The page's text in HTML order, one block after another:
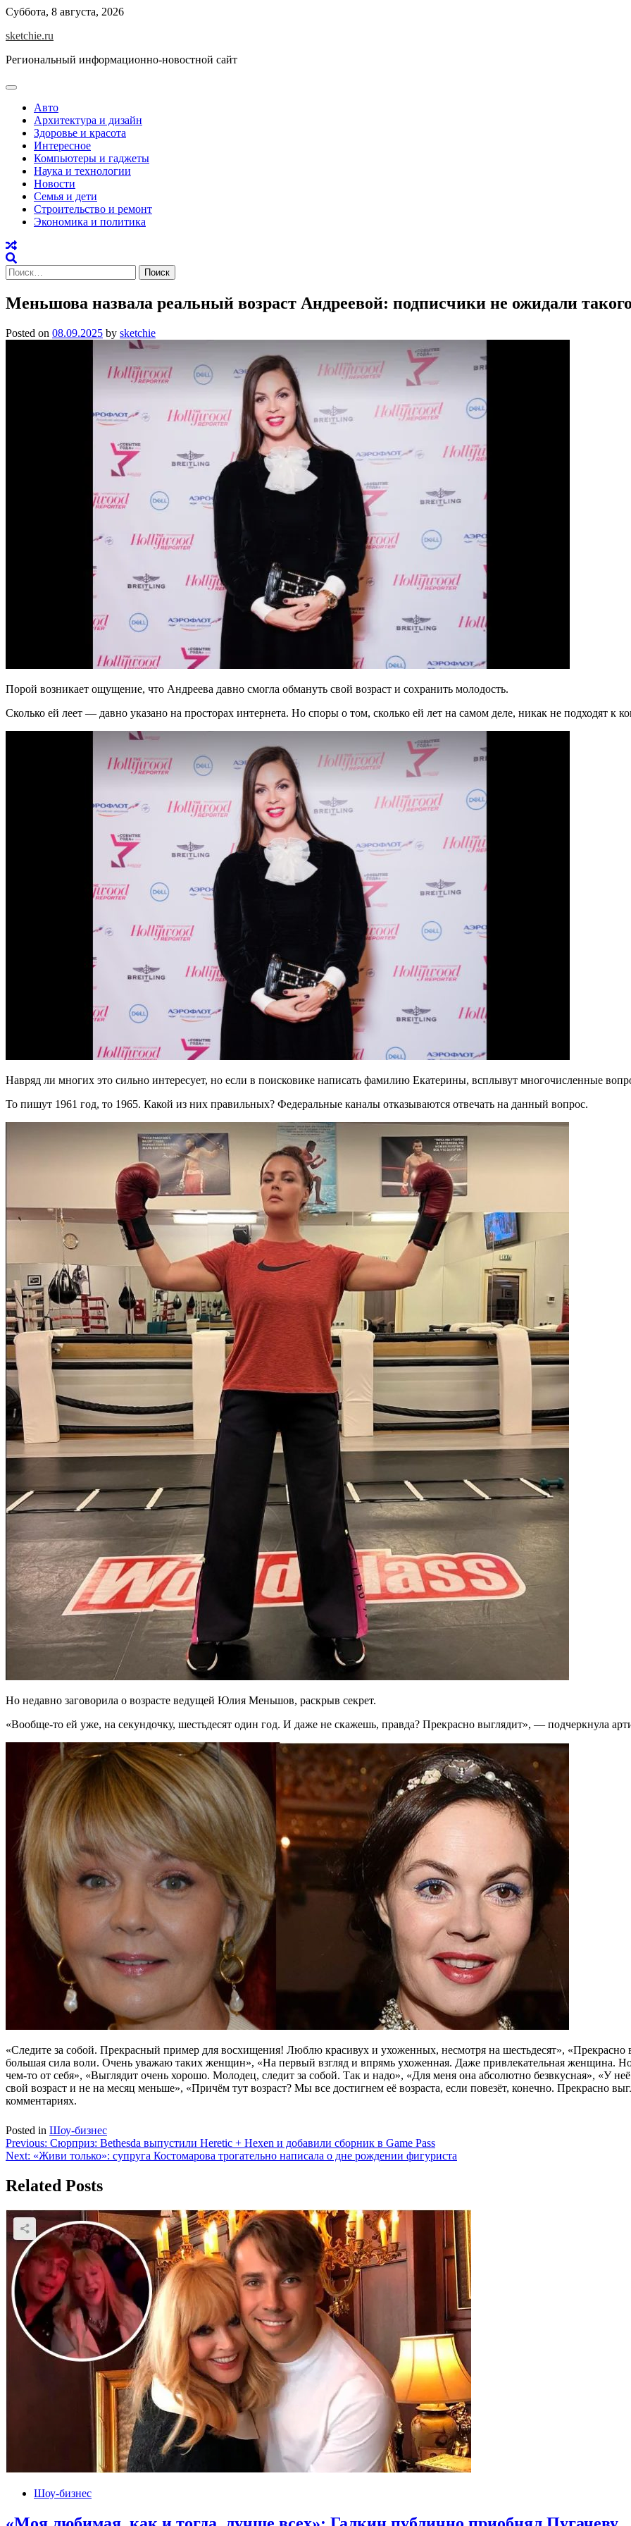
Skip
content
Суббота, 8 августа, 2026
sketchie.ru
Региональный информационно-новостной сайт
Авто
Архитектура и дизайн
Здоровье и красота
Интересное
Компьютеры и гаджеты
Наука и технологии
Новости
Семья и дети
Строительство и ремонт
Экономика и политика
Найти:
Меньшова назвала реальный возраст Андреевой: подписчики не ожидали
Posted on 08.09.2025 by sketchie
Порой возникает ощущение, что Андреева давно смогла обмануть свой возраст и сохранить молодость.
Сколько ей леет — давно указано на просторах интернета. Но споры о том, сколько ей лет на самом деле, никак не подходят к
Навряд ли многих это сильно интересует, но если в поисковике написать фамилию Екатерины, всплывут многочисленные
То пишут 1961 год, то 1965. Какой из них правильных? Федеральные каналы отказываются отвечать на данный вопрос.
Но недавно заговорила о возрасте ведущей Юлия Меньшов, раскрыв секрет.
«Вообще-то ей уже, на секундочку, шестьдесят один год. И даже не скажешь, правда? Прекрасно выглядит», — подчеркнула
«Следите за собой. Прекрасный пример для восхищения! Люблю красивух и ухоженных, несмотря на шестьдесят»,
большая сила воли. Очень уважаю таких женщин», «На первый взгляд и впрямь ухоженная. Даже привлекательная женщина.
чем-то от себя», «Выглядит очень хорошо. Молодец, следит за собой. Так и надо», «Для меня она абсолютно безвкусная», «У
свой возраст и не на месяц меньше», «Причём тут возраст? Мы все достигнем её возраста, если повезёт, конечно. Прекрасно
комментариях.
Posted in Шоу-бизнес
Навигация
по
записям
Previous: Сюрприз: Bethesda выпустили Heretic + Hexen и добавили сборник в Game Pass
Next: «Живи только»: супруга Костомарова трогательно написала о дне рождении фигуриста
Related Posts
Шоу-бизнес